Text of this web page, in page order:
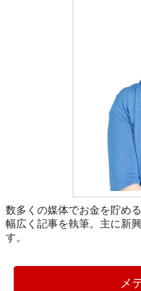
数多くの媒体でお金を貯め
幅広く記事を執筆。主に新
す。
メ